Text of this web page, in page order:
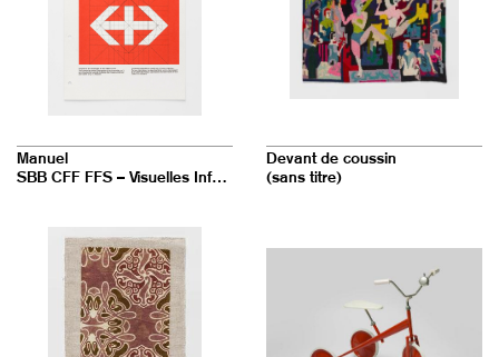
v
i
g
a
i
o
Manuel
SBB CFF FFS – Visuelles Informationssystem in Bahnhöfen und Stationen – 1.01 Die Konstruktion des SBB Signets
Devant de coussin
(sans titre)
des
articles